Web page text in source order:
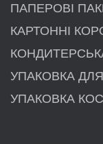
ПАПЕРОВІ
КАРТОННІ
УПАКОВКА
УПАКОВКА